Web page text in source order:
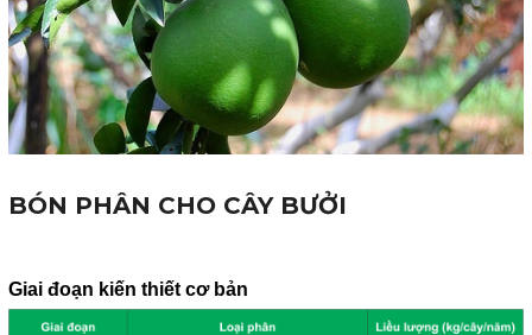
BÓN PHÂN CHO CÂY BƯỞI
Giai đoạn kiến thiết cơ bản